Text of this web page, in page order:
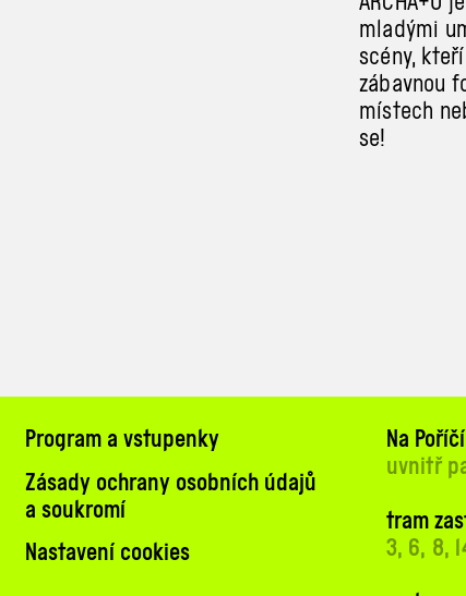
mladými
scény,
zábavnou
místech
se!
Program a vstupenky
Zásady ochrany osobních údajů
a soukromí
Nastavení cookies
Na
uvnitř
tram
3, 6, 8,